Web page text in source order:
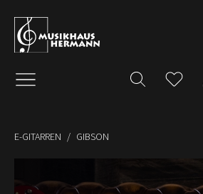
Zum Hauptinhalt springen
E-GITARREN GIBSON